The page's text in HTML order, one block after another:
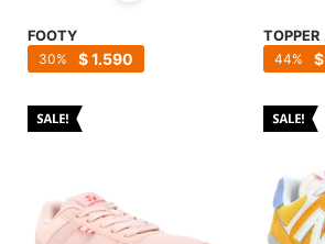
FOOTY
$1.590
30
TOPPER
$
44